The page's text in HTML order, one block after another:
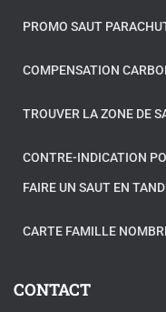
PROMO SAUT
COMPENSATION
TROUVER LA ZONE DE
CONTRE-INDICATION
FAIRE UN SAUT EN
CARTE FAMILLE
CONTACT